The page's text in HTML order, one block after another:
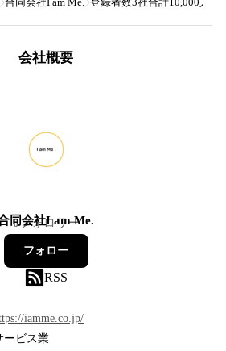
会社概要
同会社I am Me.
0フォロワー
フォロー
RSS
iamme.co.jp/
ービス業